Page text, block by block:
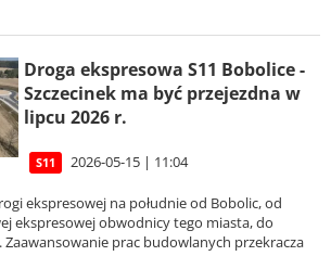
Droga ekspresowa S11 Bobolice -
Szczecinek ma być przejezdna w
lipcu 2026 r.
S11 2026-05-15 | 11:04
ekspresowej na południe od Bobolic, od
ekspresowej obwodnicy tego miasta, do
Zaawansowanie prac budowlanych przekracza